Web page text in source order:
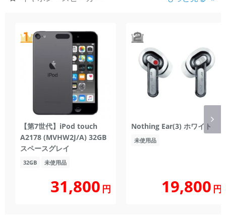
【第7世代】iPod touch
A2178 (MVHW2J/A) 32GB
スペースグレイ
32GB 未使用品
31,800円
Nothing Ear(3) ホワイト
未使用品
19,800円